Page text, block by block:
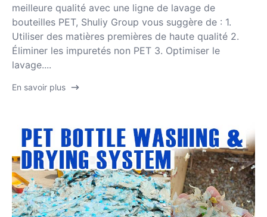
meilleure qualité avec une ligne de lavage de
bouteilles PET, Shuliy Group vous suggère de : 1.
Utiliser des matières premières de haute qualité 2.
Éliminer les impuretés non PET 3. Optimiser le
lavage....
En savoir plus